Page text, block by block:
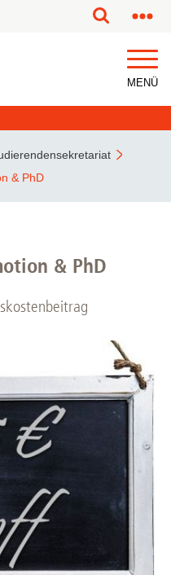
MENÜ
& PhD
& PhD